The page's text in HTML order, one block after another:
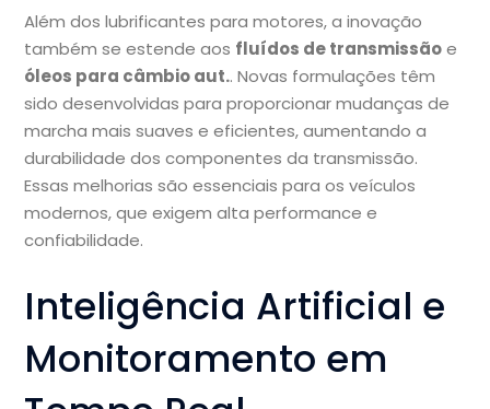
Além dos lubrificantes para motores, a inovação
também se estende aos fluídos de transmissãoe
óleos para câmbio aut.. Novas formulações têm
sido desenvolvidas para proporcionar mudanças de
marcha mais suaves e eficientes, aumentando a
durabilidade dos componentes da transmissão.
Essas melhorias são essenciais para os veículos
modernos, que exigem alta performance e
confiabilidade.
Inteligência Artificial e
Monitoramento em